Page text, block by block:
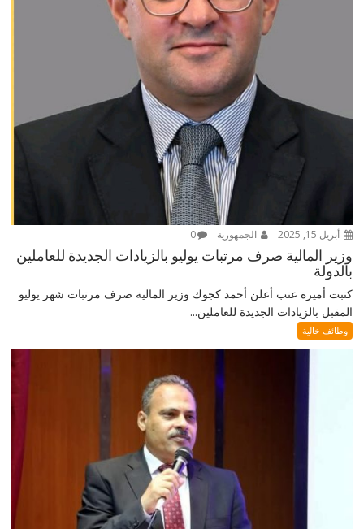
أبريل 15, 2025 الجمهورية 0
وزير المالية صرف مرتبات يوليو بالزيادات الجديدة للعاملين
بالدولة
كتبت أميرة عنب أعلن أحمد كجوك وزير المالية صرف مرتبات شهر يوليو
المقبل بالزيادات الجديدة للعاملين...
وظائف خالية